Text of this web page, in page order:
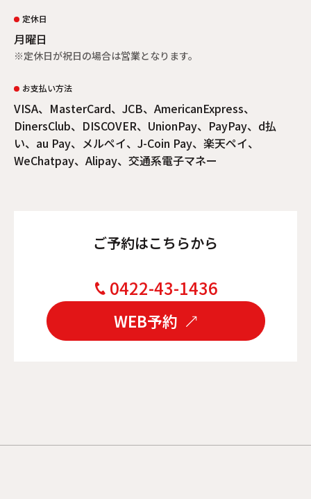
定休日
月曜日
※定休日が祝日の場合は営業となります。
お支払い方法
VISA、MasterCard、JCB、AmericanExpress、
DinersClub、DISCOVER、UnionPay、PayPay、d払
い、au Pay、メルペイ、J-Coin Pay、楽天ペイ、
WeChatpay、Alipay、交通系電子マネー
ご予約はこちらから
0422-43-1436
WEB予約